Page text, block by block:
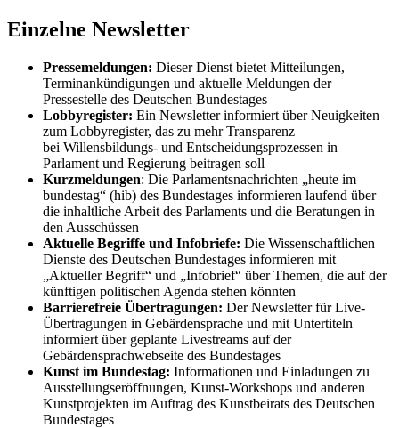
Einzelne Newsletter
Pressemeldungen: Dieser Dienst bietet Mitteilungen,
Terminankündigungen und aktuelle Meldungen der
Pressestelle des Deutschen Bundestages
Lobbyregister: Ein Newsletterinformiert über Neuigkeiten
zum Lobbyregister, das zu mehr Transparenz
bei Willensbildungs- und Entscheidungsprozessen in
Parlament und Regierung beitragen soll
Kurzmeldungen: Die Parlamentsnachrichten „heute im
bundestag“ (hib) des Bundestages informieren laufend über
die inhaltliche Arbeit des Parlaments und die Beratungen in
den Ausschüssen
Aktuelle Begriffe und Infobriefe: Die Wissenschaftlichen
Dienste des Deutschen Bundestages informieren mit
„Aktueller Begriff“ und „Infobrief“ über Themen, die auf der
künftigen politischen Agenda stehen könnten
Barrierefreie Übertragungen: DerNewsletterfürLive-
Übertragungen in Gebärdensprache und mit Untertiteln
informiert über geplante Livestreams auf der
Gebärdensprachwebseite des Bundestages
Kunst im Bundestag: Informationen und Einladungen zu
Ausstellungseröffnungen, Kunst-Workshops und anderen
Kunstprojekten im Auftrag des Kunstbeirats des Deutschen
Bundestages